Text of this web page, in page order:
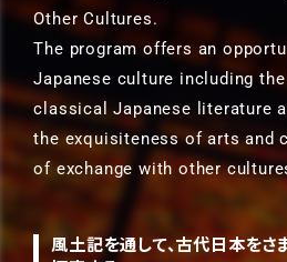
Other Cultures.
The program offers an
Japanese culture including
classical Japanese literature
the exquisiteness of arts and
of exchange with other
風土記を通して、古代日本をさ